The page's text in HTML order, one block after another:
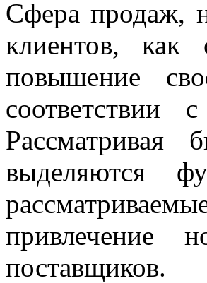
Сфера продаж,
клиентов, как
повышение
соответствии
Рассматривая
выделяются
привлечение
поставщиков.